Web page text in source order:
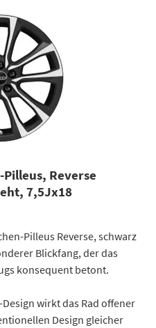
Reverse
7,5Jx18
Pilleus Reverse, schwarz
Blickfang, der das
konsequent betont.
wirkt das Rad offener
Design gleicher